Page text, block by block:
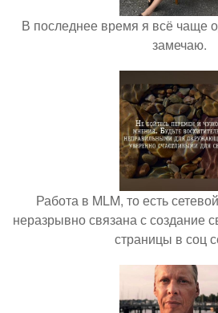
В последнее время я всё чаще
замечаю.
Работа в MLM, то есть
неразрывно связана с создание
страницы в соц